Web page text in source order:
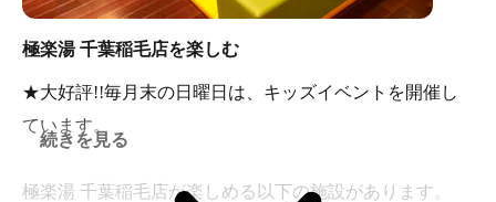
極楽湯 千葉稲毛店を楽しむ
★大好評!!毎月末の日曜日は、キッズイベントを開催し
ています。
極楽湯 千葉稲毛店が楽しめる以下の施設があります。
続きを見る